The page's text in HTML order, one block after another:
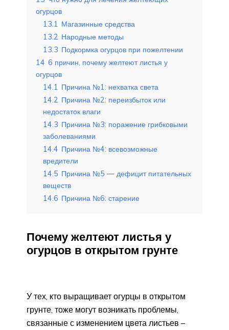
огурцов
13.1 Магазинные средства
13.2 Народные методы
13.3 Подкормка огурцов при пожелтении
14 6 причин, почему желтеют листья у
огурцов
14.1 Причина №1: нехватка света
14.2 Причина №2: переизбыток или
недостаток влаги
14.3 Причина №3: поражение грибковыми
заболеваниями
14.4 Причина №4: всевозможные
вредители
14.5 Причина №5 — дефицит питательных
веществ
14.6 Причина №6: старение
Почему желтеют листья у
огурцов в открытом грунте
У тех, кто выращивает огурцы в открытом
грунте, тоже могут возникать проблемы,
связанные с изменением цвета листьев –